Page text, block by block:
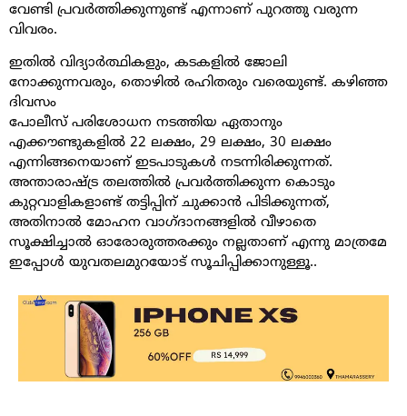
വേണ്ടി പ്രവർത്തിക്കുന്നുണ്ട് എന്നാണ് പുറത്തു വരുന്ന
വിവരം.
ഇതിൽ വിദ്യാർത്ഥികളും, കടകളിൽ ജോലി
നോക്കുന്നവരും, തൊഴിൽ രഹിതരും വരെയുണ്ട്. കഴിഞ്ഞ
ദിവസം
പോലീസ് പരിശോധന നടത്തിയ ഏതാനും
എക്കൗണ്ടുകളിൽ 22 ലക്ഷം, 29 ലക്ഷം, 30 ലക്ഷം
എന്നിങ്ങനെയാണ് ഇടപാടുകൾ നടന്നിരിക്കുന്നത്.
അന്താരാഷ്ട്ര തലത്തിൽ പ്രവർത്തിക്കുന്ന കൊടും
കുറ്റവാളികളാണ്ട് തട്ടിപ്പിന് ചുക്കാൻ പിടിക്കുന്നത്,
അതിനാൽ മോഹന വാഗ്ദാനങ്ങളിൽ വീഴാതെ
സൂക്ഷിച്ചാൽ ഓരോരുത്തരക്കും നല്ലതാണ് എന്നു മാത്രമേ
ഇപ്പോൾ യുവതലമുറയോട് സൂചിപ്പിക്കാനുള്ളൂ..